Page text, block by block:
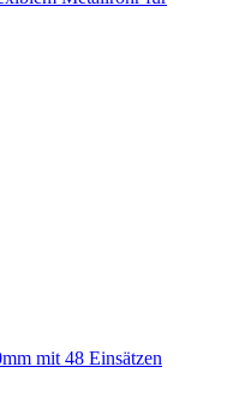
mit 48 Einsätzen